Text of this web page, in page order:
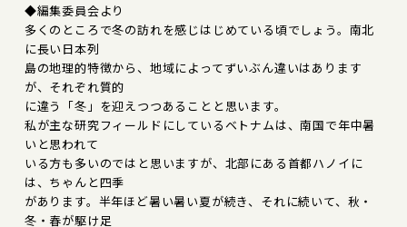
◆編集委員会より
多くのところで冬の訪れを感じはじめている頃でしょう。南北
に長い日本列
島の地理的特徴から、地域によってずいぶん違いはあります
が、それぞれ質的
に違う「冬」を迎えつつあることと思います。
私が主な研究フィールドにしているベトナムは、南国で年中暑
いと思われて
いる方も多いのではと思いますが、北部にある首都ハノイに
は、ちゃんと四季
があります。半年ほど暑い暑い夏が続き、それに続いて、秋・
冬・春が駆け足